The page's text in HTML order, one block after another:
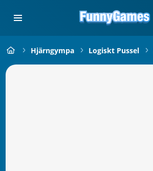
Hjärngympa Logiskt Pussel